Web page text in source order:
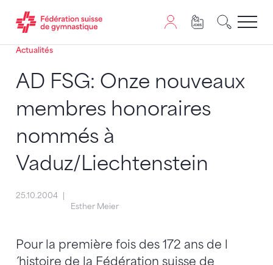
Passer au contenu
Naviguer vers le plan du siten
JavaScript est nécessaire pour naviguer sur ce site.
Actualités
AD FSG: Onze nouveaux
membres honoraires
nommés à
Vaduz/Liechtenstein
25.10.2004
Esther Meier
Pour la première fois des 172 ans de l
´histoire de la Fédération suisse de